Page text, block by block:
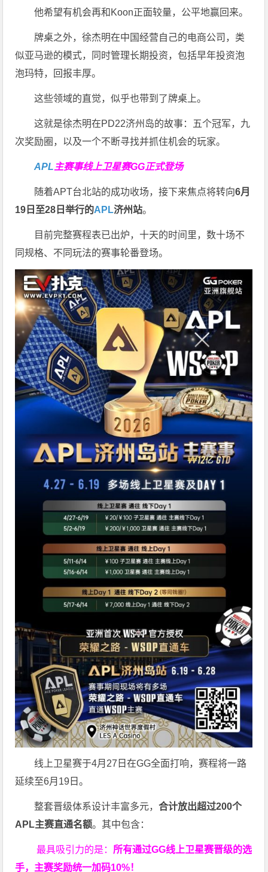
他希望有机会再和Koon正面较量，公平地赢回来。
牌桌之外，徐杰明在中国经营自己的电商公司，类
似亚马逊的模式，同时管理长期投资，包括早年投资泡
泡玛特，回报丰厚。
这些领域的直觉，似乎也带到了牌桌上。
这就是徐杰明在PD22济州岛的故事：五个冠军，九
次奖励圈，以及一个不断寻找并抓住机会的玩家。
APL 主赛事线上卫星赛GG正式登场
随着APT台北站的成功收场，接下来焦点将转向6月
19 日至28 日举行的APL济州站。
目前完整赛程表已出炉，十天的时间里，数十场不
同规格、不同玩法的赛事轮番登场。
线上卫星赛于4月27日在GG全面打响，赛程将一路
延续至6月19日。
整套晋级体系设计丰富多元，合计放出超过200个
APL主赛直通名额。其中包含：
最具吸引力的是： 所有通过GG线上卫星赛晋级的选
手，主赛奖励统一加码10%！